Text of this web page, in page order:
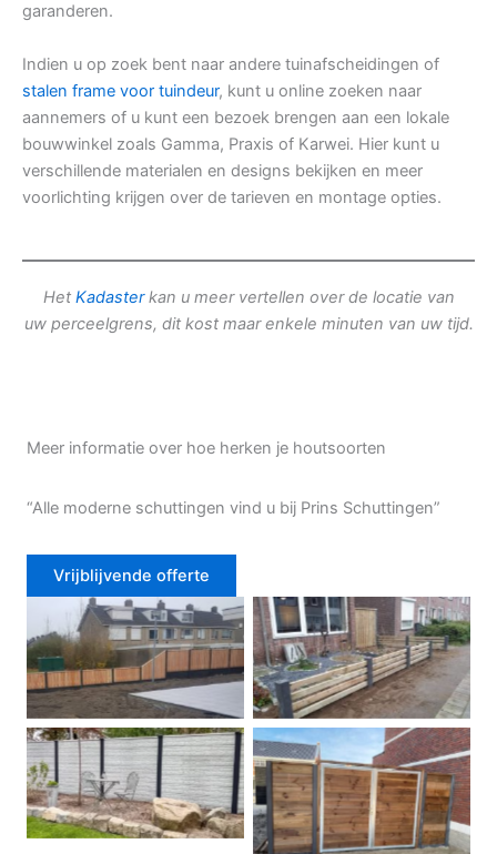
garanderen.
Indien u op zoek bent naar andere tuinafscheidingen of
stalen frame voor tuindeur, kunt u online zoeken naar
aannemers of u kunt een bezoek brengen aan een lokale
bouwwinkel zoals Gamma, Praxis of Karwei. Hier kunt u
verschillende materialen en designs bekijken en meer
voorlichting krijgen over de tarieven en montage opties.
Het Kadasterkan u meer vertellen over de locatie van
uw perceelgrens, dit kost maar enkele minuten van uw tijd.
Meer informatie over hoe herken je houtsoorten
“Alle moderne schuttingen vind u bij Prins Schuttingen”
Vrijblijvende offerte
Douglas schutting Tuinhek voortuin
Betonschutting
Dubbele poort